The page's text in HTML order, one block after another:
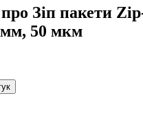
Зіп пакети
мм, 50 мкм